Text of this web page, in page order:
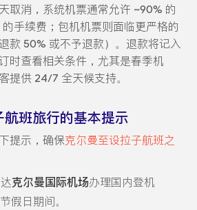
取消，系统机票通常允许 ~90% 的
手续费；包机机票则面临更严格的
款 50% 或不予退款）。退款将记入
时查看相关条件，尤其是春季机
提供 24/7 全天候支持。
班旅行的基本提示
提示，确保克尔曼至设拉子航班之
克尔曼国际机场办理国内登机
假日期间。